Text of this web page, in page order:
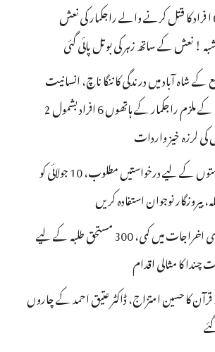
تلنگانہ : شاہ آباد میں 6 ا فراد کا قتل کرنے والے راجکمار کی نعش
! نعش کے ساتھ زہر کی بوتل پائی گئی
کے شاہ آباد میں درندگی کا ننگا ناچ، انسانیت
شرمسار ، پو کسو کیس کے ملزم راجکمار کے ہاتھوں 6 افراد بشمول 2
لرزہ خیز واردات
اپولو فارمیسی میں ملازمتوں کے لیے درخواستیں مطلوب، 10 جولائی کو
بیروزگار نوجوان استفادہ کریں
شادی کے غیر ضروری اخراجات میں کمی، 300 مستحق طلبہ کے لیے
چندا کا مثالی اقدام
کا حسین امتزاج، ڈاکٹر عتیق احمد کے چاروں